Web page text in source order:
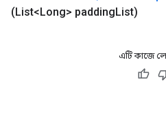
(List<Long> paddingList)
এটি কাজে